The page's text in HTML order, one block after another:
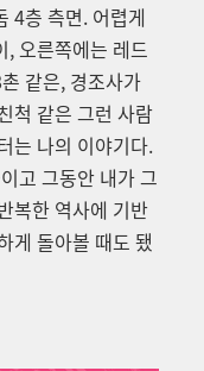
4층 측면. 어렵게
, 오른쪽에는 레드
같은, 경조사가
척 같은 그런 사람
는 나의 이야기다.
고 그동안 내가 그
복한 역사에 기반
게 돌아볼 때도 됐